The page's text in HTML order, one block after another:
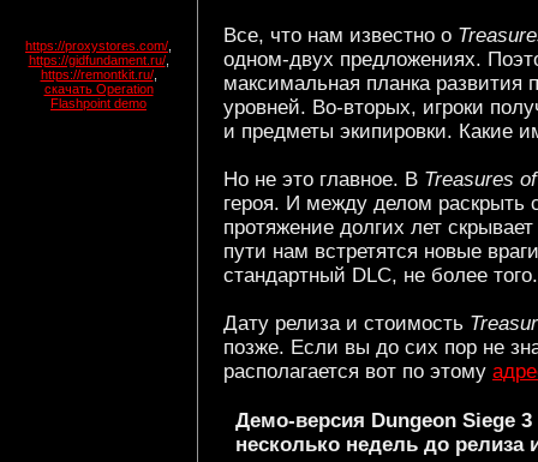
https://proxystores.com/
https://gidfundament.ru/,
https://remontkit.ru/,
скачать Operation
Flashpoint demo
Все, что нам известно о
одном-двух предложениях.
максимальная планка развития
уровней. Во-вторых, игроки
и предметы экипировки. Какие
Но не это главное. В Treasures
героя. И между делом раскрыть
протяжение долгих лет
пути нам встретятся новые
стандартный DLC, не более того.
Дату релиза и стоимость
позже. Если вы до сих пор не
располагается вот по этому
Демо-версия Dungeon Siege
несколько недель до релиза